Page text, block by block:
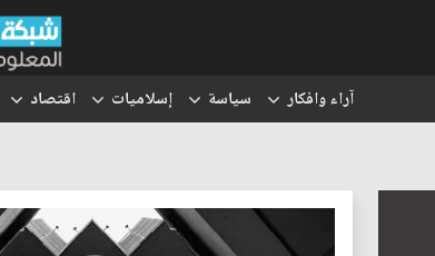
آراء وافكار سياسة إسلاميات اقتصاد